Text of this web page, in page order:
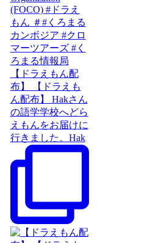
【ドラえもん配
布】 【ドラえも
ん配布】 Hakさん
の語学学校へどら
えもんをお届けに
行きました。Hak